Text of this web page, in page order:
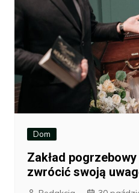
Dom
Zakład
zwrócić swoją